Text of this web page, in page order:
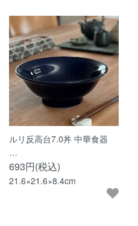
ルリ反高台7.0丼 中華食器
…
693円(税込)
21.6×21.6×8.4cm